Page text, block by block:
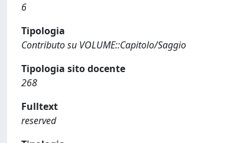
6
Tipologia
Contributo su VOLUME::Capitolo/Saggio
Tipologia sito docente
268
Fulltext
reserved